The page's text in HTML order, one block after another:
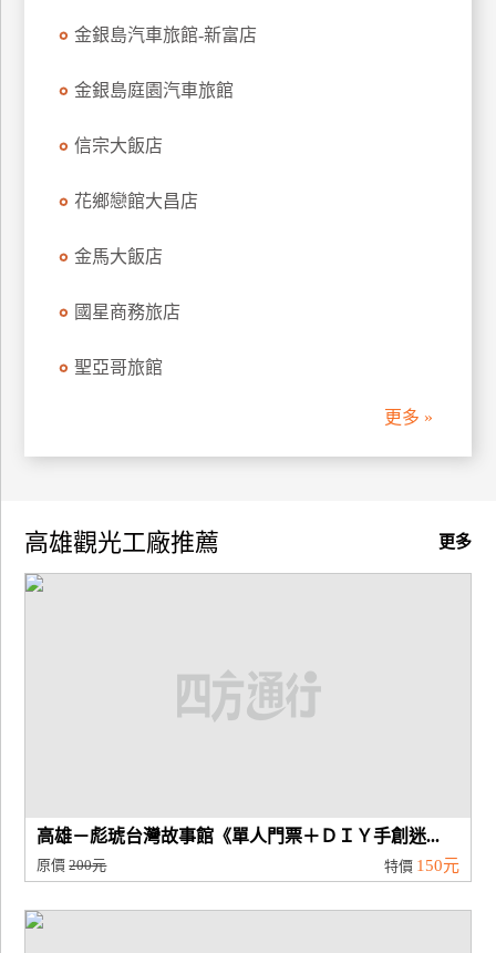
廠
合
品
宣
傳
金銀島汽車旅館-新富店
金銀島庭園汽車旅館
信宗大飯店
花鄉戀館大昌店
金馬大飯店
國星商務旅店
聖亞哥旅館
更多 »
更多
高雄觀光工廠推薦
高雄－彪琥台灣故事館《單人門票＋ＤＩＹ手創迷...
原價200元 特價 150元